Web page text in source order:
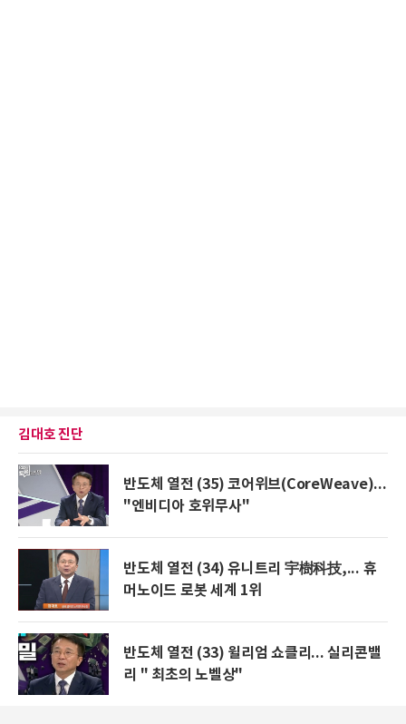
김대호 진단
반도체 열전 (35) 코어위브(CoreWeave)...
"엔비디아 호위무사"
반도체 열전 (34) 유니트리 宇樹科技,... 휴
머노이드 로봇 세계 1위
반도체 열전 (33) 윌리엄 쇼클리... 실리콘밸
리 " 최초의 노벨상"